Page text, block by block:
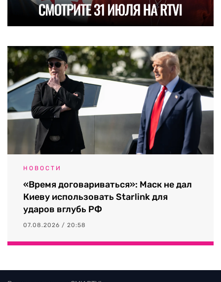
НОВОСТИ
«Время договариваться»: Маск не дал
Киеву использовать Starlink для
ударов вглубь РФ
07.08.2026 / 20:58